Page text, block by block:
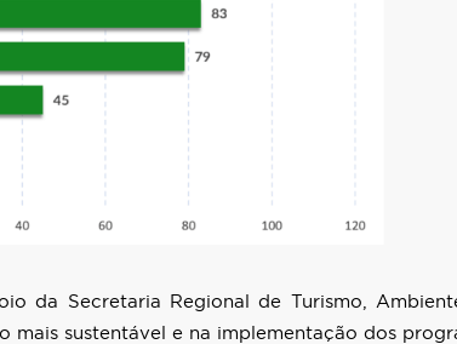
da Secretaria Regional de Turismo,
sustentável e na implementação dos